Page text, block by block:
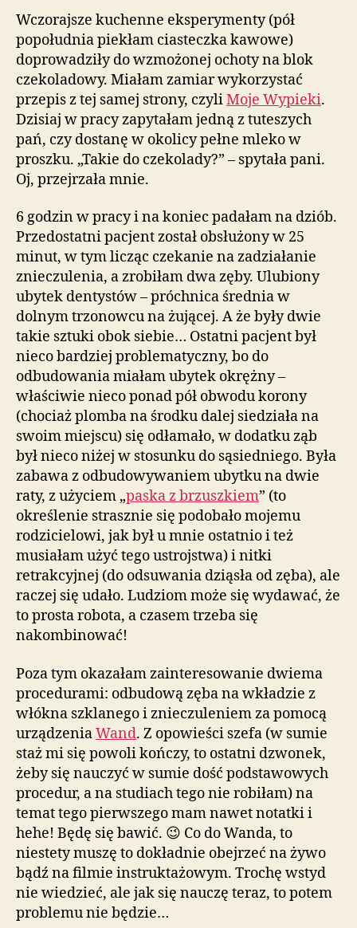
Wczorajsze kuchenne eksperymenty (pół
popołudnia piekłam ciasteczka kawowe)
doprowadziły do wzmożonej ochoty na blok
czekoladowy. Miałam zamiar wykorzystać
przepis z tej samej strony, czyliMoje Wypieki.
Dzisiaj w pracy zapytałam jedną z tuteszych
pań, czy dostanę w okolicy pełne mleko w
proszku. „Takie do czekolady?” – spytała pani.
Oj, przejrzała mnie.
6 godzin w pracy i na koniec padałam na dziób.
Przedostatni pacjent został obsłużony w 25
minut, w tym licząc czekanie na zadziałanie
znieczulenia, a zrobiłam dwa zęby. Ulubiony
ubytek dentystów – próchnica średnia w
dolnym trzonowcu na żującej. A że były dwie
takie sztuki obok siebie… Ostatni pacjent był
nieco bardziej problematyczny, bo do
odbudowania miałam ubytek okrężny –
właściwie nieco ponad pół obwodu korony
(chociaż plomba na środku dalej siedziała na
swoim miejscu) się odłamało, w dodatku ząb
był nieco niżej w stosunku do sąsiedniego. Była
zabawa z odbudowywaniem ubytku na dwie
raty, z użyciem „paska z brzuszkiem” (to
określenie strasznie się podobało mojemu
rodzicielowi, jak był u mnie ostatnio i też
musiałam użyć tego ustrojstwa) i nitki
retrakcyjnej (do odsuwania dziąsła od zęba), ale
raczej się udało. Ludziom może się wydawać, że
to prosta robota, a czasem trzeba się
nakombinować!
Poza tym okazałam zainteresowanie dwiema
procedurami: odbudową zęba na wkładzie z
włókna szklanego i znieczuleniem za pomocą
urządzeniaWand. Z opowieści szefa (w sumie
staż mi się powoli kończy, to ostatni dzwonek,
żeby się nauczyć w sumie dość podstawowych
procedur, a na studiach tego nie robiłam) na
temat tego pierwszego mam nawet notatki i
hehe! Będę się bawić. 😉 Co do Wanda, to
niestety muszę to dokładnie obejrzeć na żywo
bądź na filmie instruktażowym. Trochę wstyd
nie wiedzieć, ale jak się nauczę teraz, to potem
problemu nie będzie…